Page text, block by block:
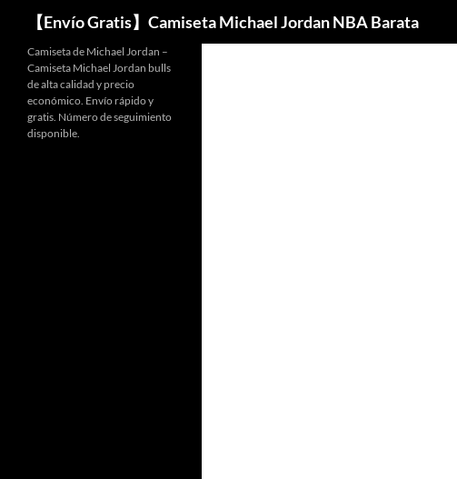
【Envío Gratis】Camiseta Michael Jordan NBA Barata
Buscar
Camiseta de Michael Jordan –
Camiseta Michael Jordan bulls
de alta calidad y precio
económico. Envío rápido y
gratis. Número de seguimiento
disponible.